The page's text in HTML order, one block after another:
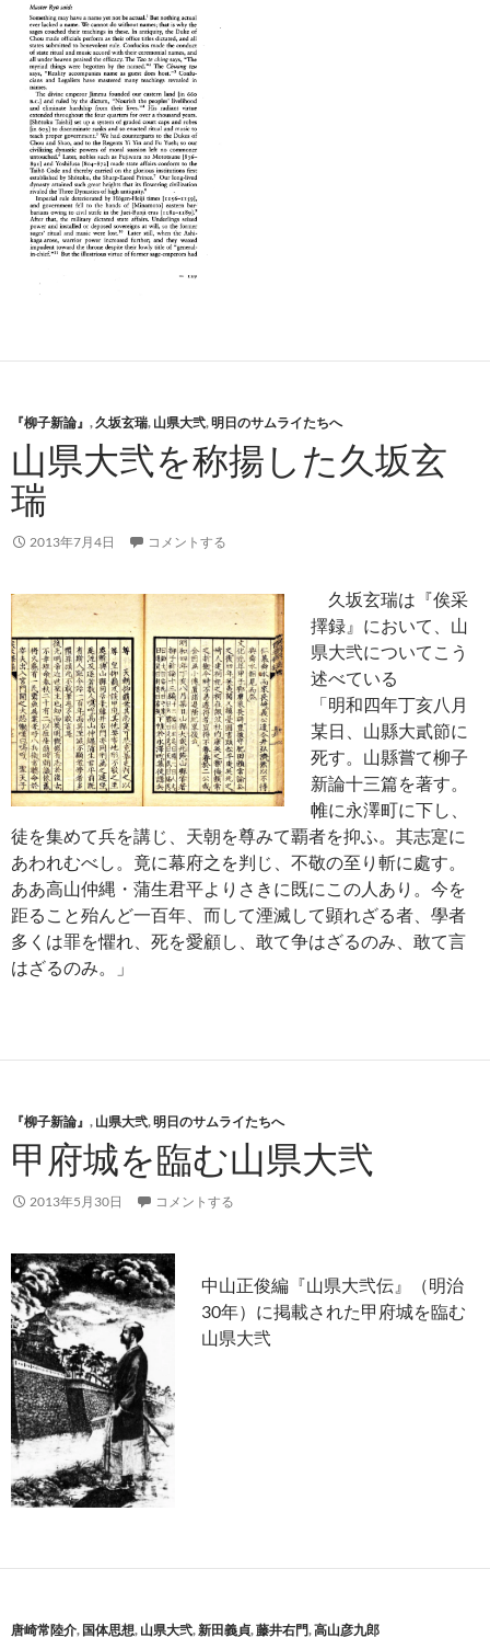
『柳子新論』 ,久坂玄瑞, 山県大弐,明日のサムライたちへ
山県大弐を称揚した久坂玄
瑞
2013年7月4日 コメントする
久坂玄瑞は『俟采
擇録』において、山
県大弐についてこう
述べている
「明和四年丁亥八月
某日、山縣大貳節に
死す。山縣嘗て柳子
新論十三篇を著す。
帷に永澤町に下し、
徒を集めて兵を講じ、天朝を尊みて覇者を抑ふ。其志寔に
あわれむべし。竟に幕府之を判じ、不敬の至り斬に處す。
ああ高山仲縄・蒲生君平よりさきに既にこの人あり。今を
距ること殆んど一百年、而して湮滅して顕れざる者、學者
多くは罪を懼れ、死を愛顧し、敢て争はざるのみ、敢て言
はざるのみ。」
『柳子新論』 , 山県大弐,明日のサムライたちへ
甲府城を臨む山県大弐
2013年5月30日 コメントする
中山正俊編『山県大弐伝』（明治
30年）に掲載された甲府城を臨む
山県大弐
唐崎常陸介, 国体思想, 山県大弐,新田義貞,藤井右門,高山彦九郎